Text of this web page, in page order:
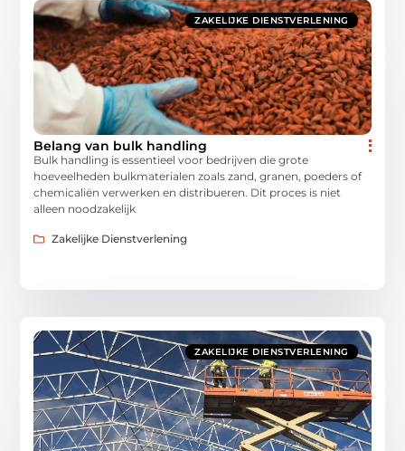
ZAKELIJKE DIENSTVERLENING
Belang van bulk handling
Bulk handling is essentieel voor bedrijven die grote
hoeveelheden bulkmaterialen zoals zand, granen, poeders of
chemicaliën verwerken en distribueren. Dit proces is niet
alleen noodzakelijk
Zakelijke Dienstverlening
ZAKELIJKE DIENSTVERLENING